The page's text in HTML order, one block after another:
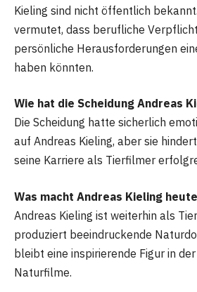
Kieling sind nicht öffentlich
vermutet, dass berufliche
persönliche Herausforderungen
haben könnten.
Wie hat die Scheidung Andreas
Die Scheidung hatte sicherlich
auf Andreas Kieling, aber sie
seine Karriere als Tierfilmer
Was macht Andreas Kieling
Andreas Kieling ist weiterhin als
produziert beeindruckende
bleibt eine inspirierende Figur in
Naturfilme.